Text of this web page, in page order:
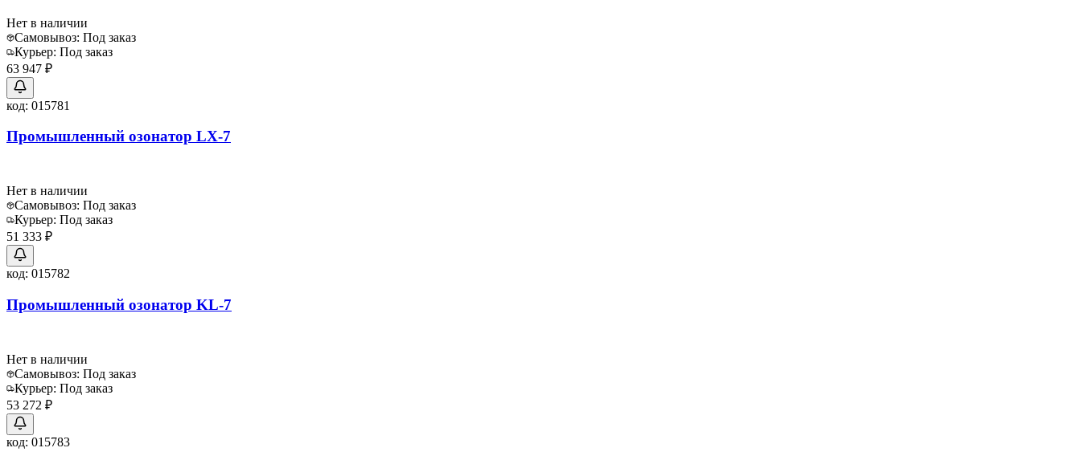
Нет в наличии
Самовывоз: Под заказ
Курьер: Под заказ
63 947 ₽
код: 015781
Промышленный озонатор LX-7
Нет в наличии
Самовывоз: Под заказ
Курьер: Под заказ
51 333 ₽
код: 015782
Промышленный озонатор KL-7
Нет в наличии
Самовывоз: Под заказ
Курьер: Под заказ
53 272 ₽
код: 015783